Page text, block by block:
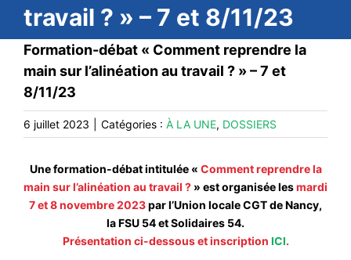
LA FSU 54
DOSSIERS
PUBLICATIONS
#ACTIONS
#FORMATION
#COMMUNIQUÉS
#ÉLECTIONS
travail ? » – 7 et 8/11/23
Formation-débat « Comment reprendre la
main sur l’alinéation au travail ? » – 7 et
8/11/23
6 juillet 2023 Catégories : À LA UNE, DOSSIERS
Une formation-débat intitulée « Comment reprendre la
main sur l’alinéation au travail ? » est organisée lesmardi
7 et 8 novembre 2023par l’Union locale CGT de Nancy,
la FSU 54 et Solidaires 54.
Présentation ci-dessous et inscription ICI.